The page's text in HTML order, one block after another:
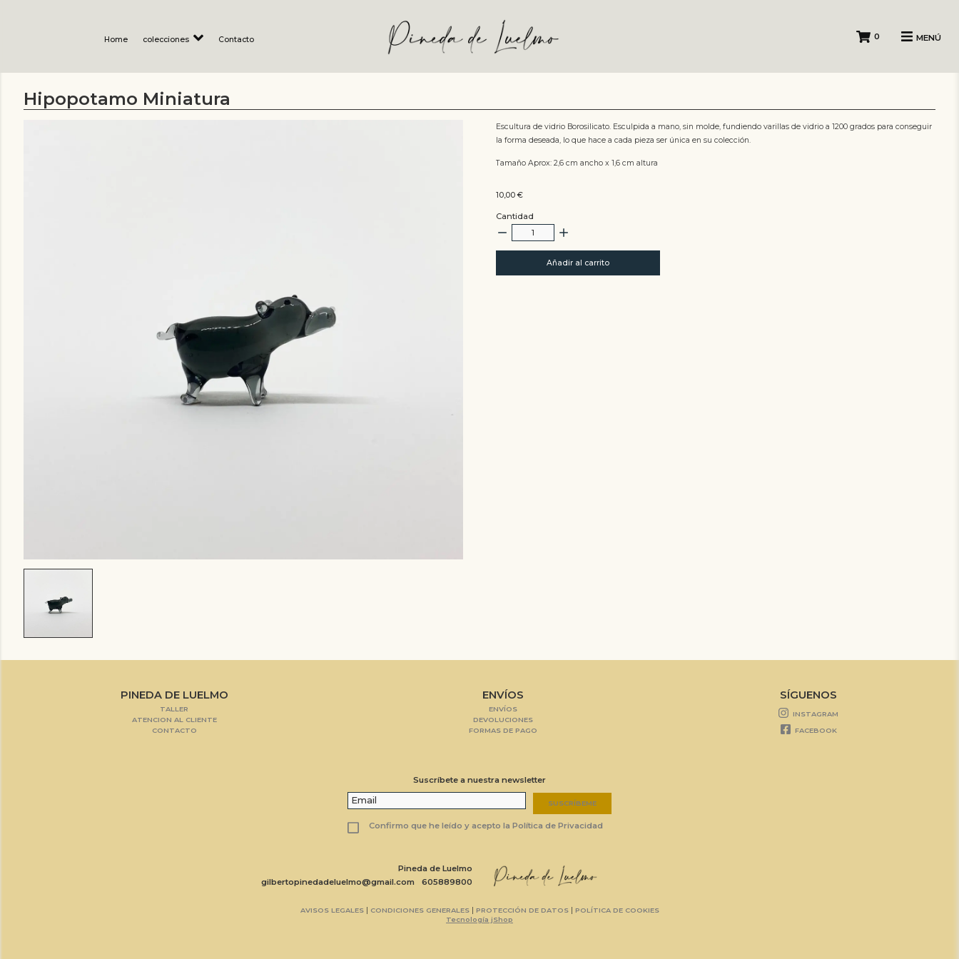
Home colecciones Contacto 0 MENÚ
Hipopotamo Miniatura
Escultura de vidrio Borosilicato. Esculpida a mano, sin molde, fundiendo varillas de vidrio a 1200 grados para conseguir
la forma deseada, lo que hace a cada pieza ser única en su colección.
Tamaño Aprox: 2,6 cm ancho x 1,6 cm altura
10,00€
Cantidad
Añadir al carrito
PINEDA DE LUELMO
TALLER
ATENCION AL CLIENTE
CONTACTO
ENVÍOS
ENVÍOS
DEVOLUCIONES
FORMAS DE PAGO
SÍGUENOS
INSTAGRAM
FACEBOOK
Suscríbete a nuestra newsletter
SUSCRÍBEME
Confirmo que he leído y acepto la Política de Privacidad
Pineda de Luelmo
gilbertopinedadeluelmo@gmail.com
605889800
AVISOS LEGALES| CONDICIONES GENERALES| PROTECCIÓN DE DATOS| POLÍTICA DE COOKIES
Tecnología jShop